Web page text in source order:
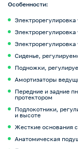
Особенности:
Электрорегулировка
Сиденье,
Подножки,
Амортизаторы
Передние и задние
протектором
Подлокотники,
и высоте
Жесткие основания
Анатомическая